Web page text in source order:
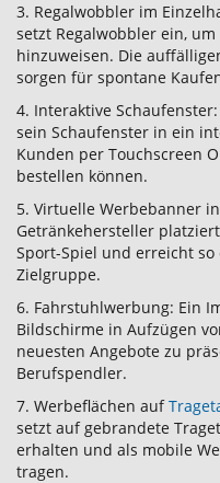
3. Regalwobbler im
setzt Regalwobbler ein,
hinzuweisen. Die
sorgen für spontane
4. Interaktive
sein Schaufenster in ein
Kunden per Touchscreen
bestellen können.
5. Virtuelle Werbebanner
Getränkehersteller
Sport-Spiel und erreicht
Zielgruppe.
6. Fahrstuhlwerbung: Ein
Bildschirme in Aufzügen
neuesten Angebote zu
Berufspendler.
7. Werbeflächen auf
setzt auf gebrandete
erhalten und als mobile
tragen.